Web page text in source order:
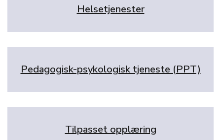
Helsetjenester
Pedagogisk-psykologisk tjeneste (PPT)
Tilpasset opplæring